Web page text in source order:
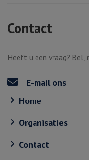
Contact
Heeft u een vraag?
E-mail ons
Home
Organisaties
Contact